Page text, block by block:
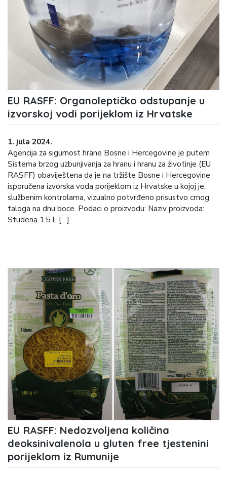
EU RASFF: Organoleptičko odstupanje u
izvorskoj vodi porijeklom iz Hrvatske
1. jula 2024.
Agencija za sigurnost hrane Bosne i Hercegovine je putem
Sistema brzog uzbunjivanja za hranu i hranu za životinje (EU
RASFF) obaviještena da je na tržište Bosne i Hercegovine
isporučena izvorska voda porijeklom iz Hrvatske u kojoj je,
službenim kontrolama, vizualno potvrđeno prisustvo crnog
taloga na dnu boce. Podaci o proizvodu: Naziv proizvoda:
Studena 1.5 L […]
EU RASFF: Nedozvoljena količina
deoksinivalenola u gluten free tjestenini
porijeklom iz Rumunije